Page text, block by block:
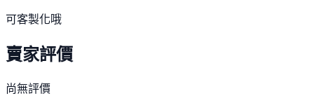
可客製化哦
賣家評價
尚無評價